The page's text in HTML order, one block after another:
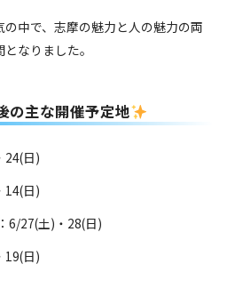
中で、志摩の魅力と人の魅力の両
なりました。
の主な開催予定地
24(日)
14(日)
6/27(土)・28(日)
19(日)